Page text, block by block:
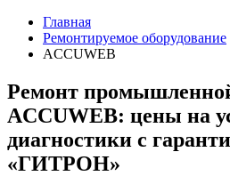
Главная
Ремонтируемое оборудование
ACCUWEB
Ремонт
ACCUWEB: цены на
диагностики с
«ГИТРОН»